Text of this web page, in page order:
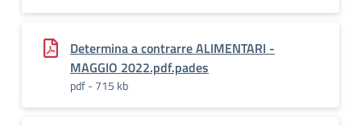
Determina a contrarre ALIMENTARI -
MAGGIO 2022.pdf.pades
pdf - 715 kb